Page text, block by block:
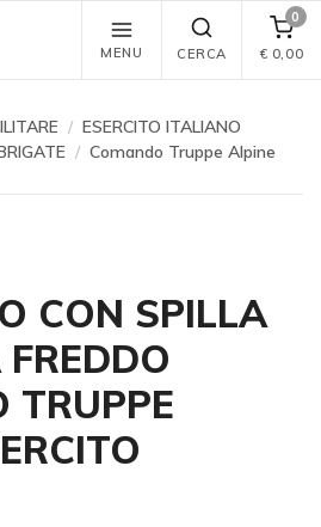
MENU CERCA
0
€ 0,00
ESERCITO ITALIANO
Comando Truppe Alpine
CON SPILLA
TRUPPE